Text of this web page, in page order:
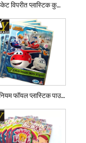
सर्टिफिकेट विपरीत प्लास्टिक कुकी बैग
एल्युमिनियम फॉयल प्लास्टिक पाउच बैग सील करें